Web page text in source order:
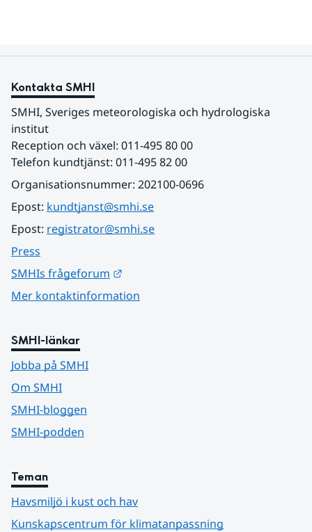
Kontakta SMHI
SMHI, Sveriges meteorologiska och hydrologiska
institut
Reception och växel: 011-495 80 00
Telefon kundtjänst: 011-495 82 00
Organisationsnummer: 202100-0696
Epost: kundtjanst@smhi.se
Epost: registrator@smhi.se
Press
SMHIs frågeforum
Mer kontaktinformation
SMHI-länkar
Jobba på SMHI
Om SMHI
SMHI-bloggen
SMHI-podden
Teman
Havsmiljö i kust och hav
Kunskapscentrum för klimatanpassning